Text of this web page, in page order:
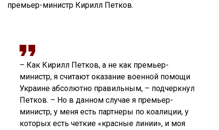
премьер-министр Кирилл Петков.
– Как Кирилл Петков, а не как премьер-
министр, я считают оказание военной помощи
Украине абсолютно правильным, – подчеркнул
Петков. – Но в данном случае я премьер-
министр, у меня есть партнеры по коалиции, у
которых есть четкие «красные линии», и моя